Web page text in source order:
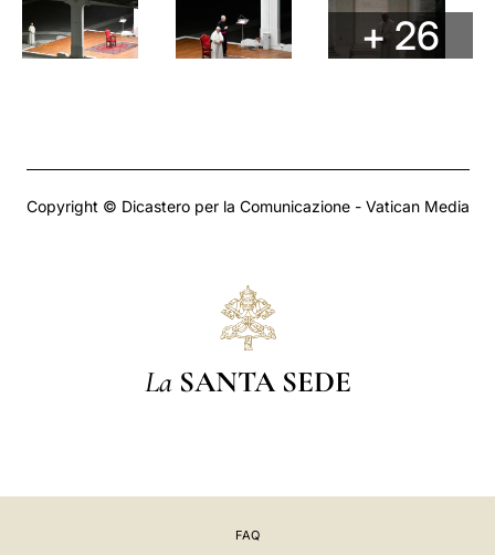
+ 26
Copyright © Dicastero per la Comunicazione - Vatican Media
La SANTA SEDE
FAQ